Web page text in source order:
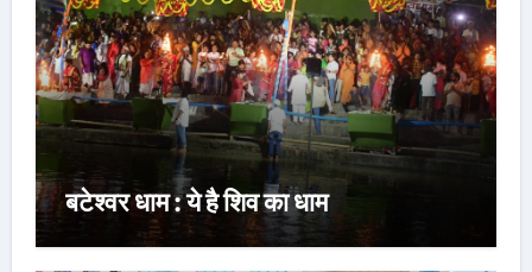
बटेश्वर धाम : ये है शिव का धाम